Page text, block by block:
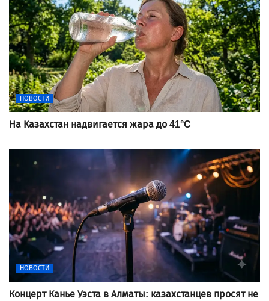
НОВОСТИ
На Казахстан надвигается жара до 41°C
НОВОСТИ
Концерт Канье Уэста в Алматы: казахстанцев просят не